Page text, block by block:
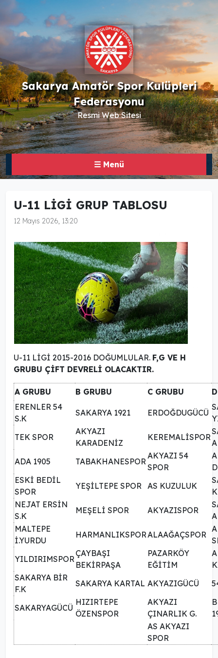
Sakarya Amatör Spor Kulüpleri
Federasyonu
Resmi Web Sitesi
☰ Menü
U-11 LİGİ GRUP TABLOSU
12 Mayıs 2026, 13:20
U-11 LİGİ 2015-2016 DOĞUMLULAR. F,G VE H
GRUBU ÇİFT DEVRELİ OLACAKTIR.
A GRUBU B GRUBU C GRUBU
ERENLER 54
S.K
SAKARYA 1921 ERDOĞDUGÜCÜ
TEK SPOR
AKYAZI
KARADENİZ
KEREMALİSPOR
ADA 1905
TABAKHANESPOR
AKYAZI 54
SPOR
ESKİ BEDİL
SPOR
YEŞİLTEPE SPOR AS KUZULUK
NEJAT ERSİN
S.K
MEŞELİ SPOR AKYAZISPOR
MALTEPE
İ.YURDU
HARMANLIKSPOR ALAAĞAÇSPOR
YILDIRIMSPOR
ÇAYBAŞI
BEKİRPAŞA
PAZARKÖY
EĞİTİM
SAKARYA BİR
F.K
SAKARYA KARTAL AKYAZIGÜCÜ
SAKARYAGÜCÜ
HIZIRTEPE
ÖZENSPOR
AKYAZI
ÇINARLIK G.
AS AKYAZI
SPOR